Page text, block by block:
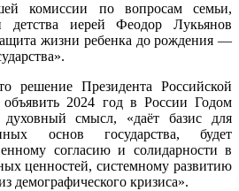
комиссии по вопросам семьи,
детства иерей Феодор Лукьянов
жизни ребенка до рождения —
решение Президента Российской
2024 год в России Годом
смысл, «даёт базис для
основ государства, будет
согласию и солидарности в
ценностей, системному развитию
демографического кризиса».